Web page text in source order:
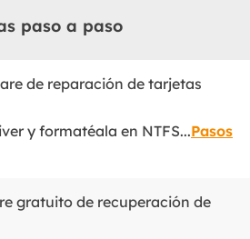
Creador de
Grabador
paso a paso
de reparación de tarjetas
y formatéala en NTFS...Pasos
gratuito de recuperación de